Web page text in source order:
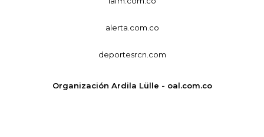
alerta.com.co
deportesrcn.com
Organización Ardila Lülle - oal.com.co